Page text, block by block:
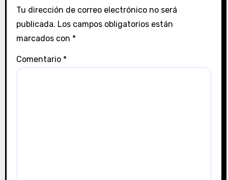
Tu dirección de correo electrónico no será
publicada. Los campos obligatorios están
marcados con *
Comentario *